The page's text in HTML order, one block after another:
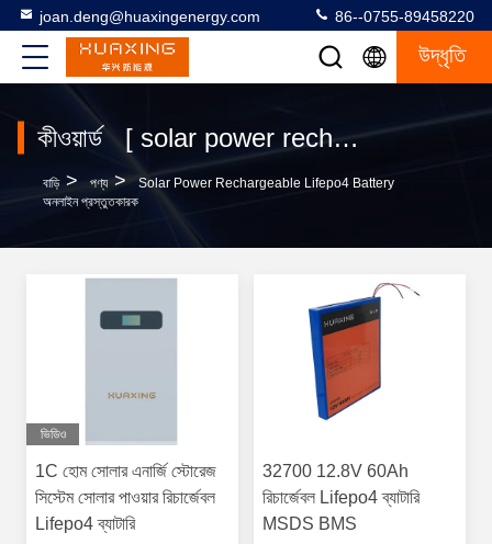
joan.deng@huaxingenergy.com 86--0755-89458220
উদ্ধৃতি
কীওয়ার্ড [ solar power rechargeable lifepo4 battery ] ম্যাচ 140 পণ্য
বাড়ি > পণ্য >
Solar Power Rechargeable Lifepo4 Battery
অনলাইন প্রস্তুতকারক
ভিডিও
1C হোম সোলার এনার্জি স্টোরেজ
সিস্টেম সোলার পাওয়ার রিচার্জেবল
Lifepo4 ব্যাটারি
32700 12.8V 60Ah
রিচার্জেবল Lifepo4 ব্যাটারি
MSDS BMS